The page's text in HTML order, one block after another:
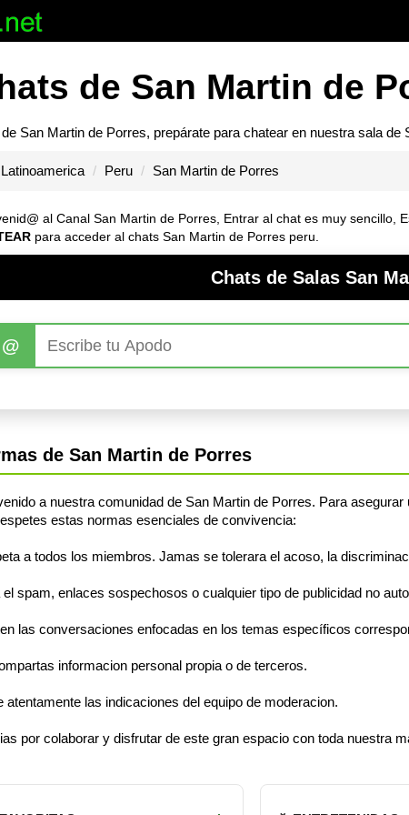
de San Martin de
San Martin de Porres, prepárate para chatear en nuestra sala de
Latinoamerica Peru San Martin de Porres
al Canal San Martin de Porres , Entrar al chat es muy sencillo,
para acceder al chats San Martin de Porres peru.
Chats de Salas San
@
de San Martin de Porres
a nuestra comunidad de San Martin de Porres. Para
estas normas esenciales de convivencia:
a todos los miembros. Jamas se tolerara el acoso, la
el spam, enlaces sospechosos o cualquier tipo de publicidad no
las conversaciones enfocadas en los temas específicos
informacion personal propia o de terceros.
atentamente las indicaciones del equipo de moderacion.
por colaborar y disfrutar de este gran espacio con toda nuestra